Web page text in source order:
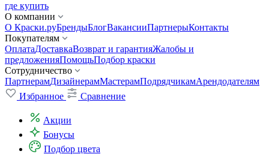
где купить
О компании
О Краски.руБрендыБлогВакансииПартнерыКонтакты
Покупателям
ОплатаДоставкаВозврат и гарантияЖалобы и
предложенияПомощьПодбор краски
Сотрудничество
ПартнерамДизайнерамМастерамПодрядчикамАрендодателям
Избранное
Сравнение
Акции
Бонусы
Подбор цвета